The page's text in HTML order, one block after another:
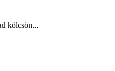
kölcsön...